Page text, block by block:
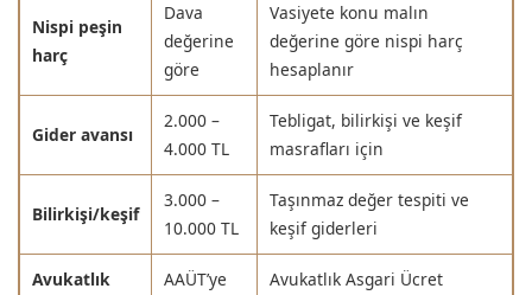
Nispi peşin
harç
Dava
değerine
göre
Vasiyete konu malın
değerine göre nispi harç
hesaplanır
Gider avansı
2.000 –
4.000 TL
Tebligat, bilirkişi ve keşif
masrafları için
Bilirkişi/keşif
3.000 –
10.000 TL
Taşınmaz değer tespiti ve
keşif giderleri
Avukatlık
AAÜT’ye
Avukatlık Asgari Ücret